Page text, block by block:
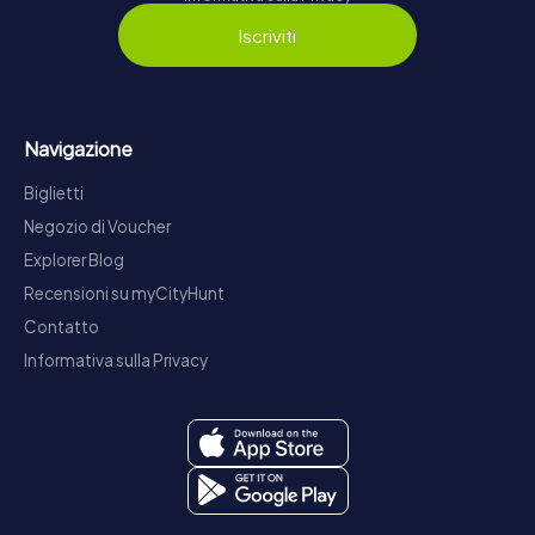
Iscriviti
Navigazione
Biglietti
Negozio di Voucher
Explorer Blog
Recensioni su myCityHunt
Contatto
Informativa sulla Privacy